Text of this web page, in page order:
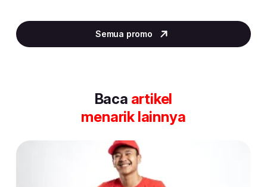
5
of
Semua promo
Baca artikel
menarik lainnya